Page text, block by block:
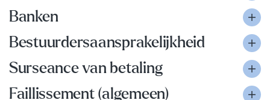
Banken
Bestuurdersaansprakelijkheid
Surseance van betaling
Faillissement (algemeen)